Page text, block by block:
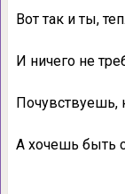
Вот так и ты,
И ничего не
Почувствуешь,
А хочешь быть